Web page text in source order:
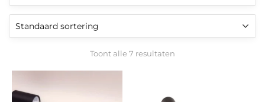
Toont alle 7 resultaten